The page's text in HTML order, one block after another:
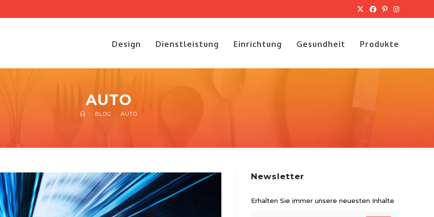
Design Dienstleistung Einrichtung Gesundheit Produkte
AUTO
BLOG > AUTO
Newsletter
Erhalten Sie immer unsere neuesten Inhalte